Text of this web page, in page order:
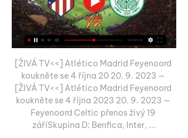
[ŽIVÁ TV<<] Atlético Madrid Feyenoord
koukněte se 4 října 20 20. 9. 2023 —
[ŽIVÁ TV<<] Atlético Madrid Feyenoord
koukněte se 4 října 2023 20. 9. 2023 —
Feyenoord Celtic přenos živý 19
záříSkupina D: Benfica, Inter, ...